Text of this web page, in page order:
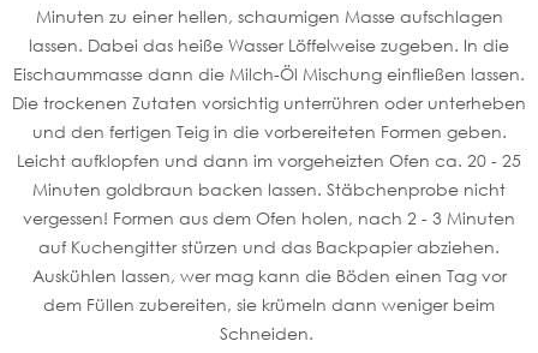
Minuten zu einer hellen, schaumigen Masse aufschlagen
lassen. Dabei das heiße Wasser Löffelweise zugeben. In die
Eischaummasse dann die Milch-Öl Mischung einfließen lassen.
Die trockenen Zutaten vorsichtig unterrühren oder unterheben
und den fertigen Teig in die vorbereiteten Formen geben.
Leicht aufklopfen und dann im vorgeheizten Ofen ca. 20 - 25
Minuten goldbraun backen lassen. Stäbchenprobe nicht
vergessen! Formen aus dem Ofen holen, nach 2 - 3 Minuten
auf Kuchengitter stürzen und das Backpapier abziehen.
Auskühlen lassen, wer mag kann die Böden einen Tag vor
dem Füllen zubereiten, sie krümeln dann weniger beim
Schneiden.